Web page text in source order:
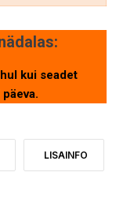
kui seadet
LISAINFO